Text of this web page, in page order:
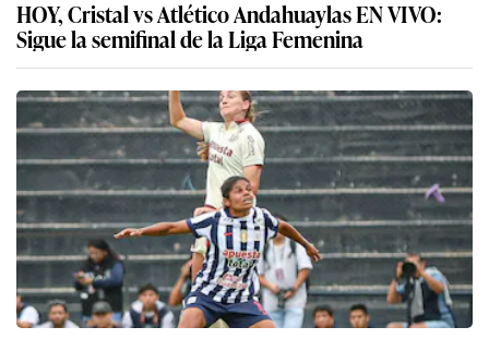
HOY, Cristal vs Atlético Andahuaylas EN VIVO:
Sigue la semifinal de la Liga Femenina